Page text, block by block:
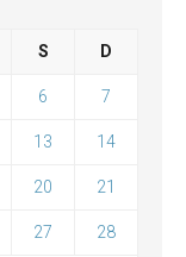
S D
6 7
13 14
20 21
27 28